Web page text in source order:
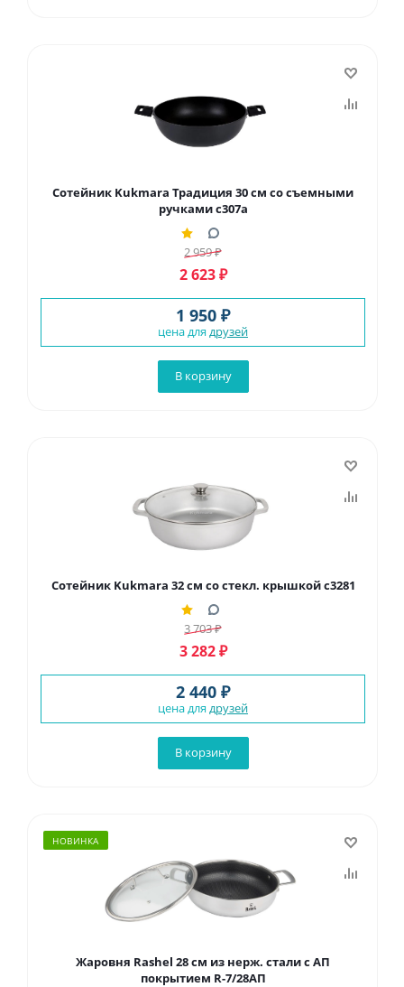
Сотейник Kukmara Традиция 30 см со съемными
ручками с307а
2 959₽
2 623₽
1 950 ₽
цена для друзей
В корзину
Сотейник Kukmara 32 см со стекл. крышкой с3281
3 703₽
3 282₽
2 440 ₽
цена для друзей
В корзину
НОВИНКА
Жаровня Rashel 28 см из нерж. стали с АП
покрытием R-7/28AП